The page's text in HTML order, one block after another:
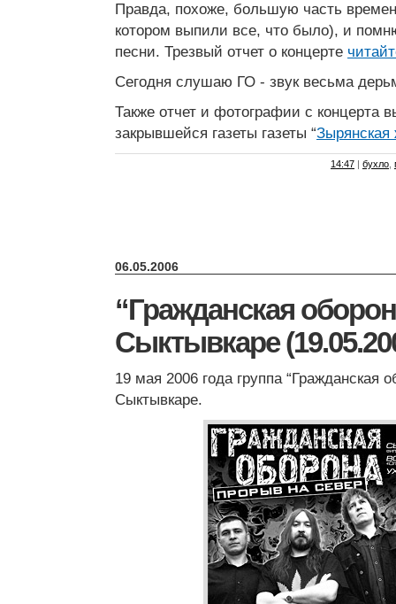
Правда, похоже, большую часть
котором выпили все, что было), и
песни. Трезвый отчет о концерте
Сегодня слушаю ГО - звук весьма
Также отчет и фотографии с концерта
закрывшейся газеты газеты “Зырянская
14:47 | бухло
06.05.2006
“Гражданская
Сыктывкаре
19 мая 2006 года группа “Гражданская
Сыктывкаре.